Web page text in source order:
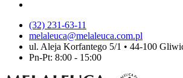
(32) 231-63-11
melaleuca@melaleuca.com.pl
ul. Aleja Korfantego 5/1 • 44-100
Pn-Pt: 8:00 - 15:00